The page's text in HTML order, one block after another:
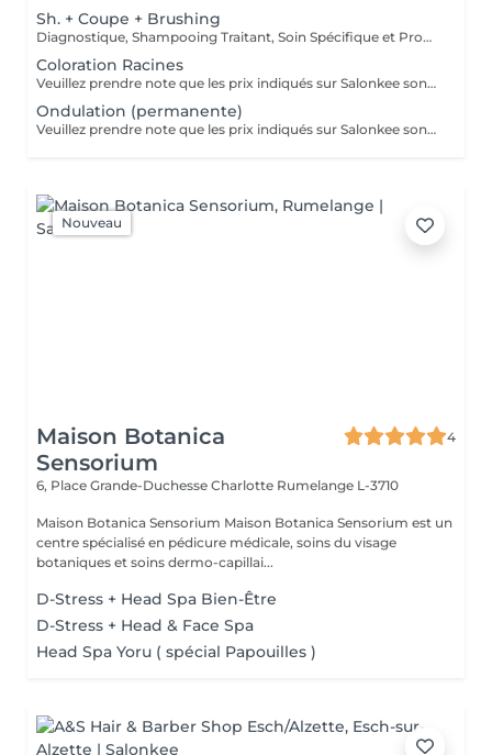
Sh. + Coupe + Brushing
Diagnostique, Shampooing Traitant, Soin Spécifique et Produits Coiffants inclus
Coloration Racines
Veuillez prendre note que les prix indiqués sur Salonkee sont communiqués à titre informatif et s'entendent de base. Ces derniers sont susceptibles de varier selon le diagnostic réalisé à votre arrivée au salon et l'expertise du professionnel à qui vous confiez votre beauté. Dans tous les cas, un devis précis vous sera proposé et toutes réalisations de prestations seront effectuées avec votre accord. Un grand merci d'avance pour votre compréhension. Au plaisir de vous recevoir très vite.
Ondulation (permanente)
Veuillez prendre note que les prix indiqués sur Salonkee sont communiqués à titre informatif et s'entendent de base. Ces derniers sont susceptibles de varier selon le diagnostic réalisé à votre arrivée au salon et l'expertise du professionnel à qui vous confiez votre beauté. Dans tous les cas, un devis précis vous sera proposé et toutes réalisations de prestations seront effectuées avec votre accord. Un grand merci d'avance pour votre compréhension. Au plaisir de vous recevoir très vite.
Nouveau
Maison Botanica
Sensorium
4
6, Place Grande-Duchesse Charlotte Rumelange L-3710
Maison Botanica Sensorium Maison Botanica Sensorium est un
centre spécialisé en pédicure médicale, soins du visage
botaniques et soins dermo-capillai...
D-Stress + Head Spa Bien-Être
D-Stress + Head & Face Spa
Head Spa Yoru ( spécial Papouilles )